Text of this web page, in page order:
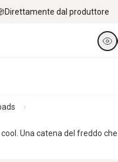
Direttamente dal produttore
Una catena del freddo